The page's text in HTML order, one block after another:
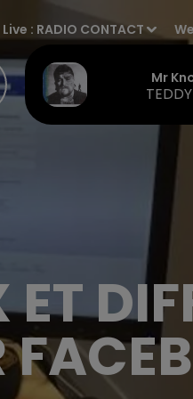
Live : RADIO CONTACT
Mr